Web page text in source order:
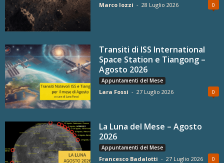
Marco Iozzi - 28 Luglio 2026 0
Transiti di ISS International
Space Station e Tiangong –
Agosto 2026
Appuntamenti del Mese
Lara Fossi - 27 Luglio 2026 0
La Luna del Mese – Agosto
2026
Appuntamenti del Mese
Francesco Badalotti - 27 Luglio 2026 0